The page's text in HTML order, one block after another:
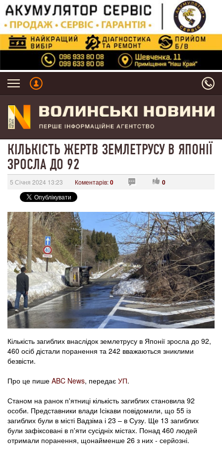
КІЛЬКІСТЬ ЖЕРТВ ЗЕМЛЕТРУСУ В ЯПОНІЇ
ЗРОСЛА ДО 92
5 Січня 2024 13:23 Коментарів:0 0
Кількість загиблих внаслідок землетрусу в Японії зросла до 92,
460 осіб дістали поранення та 242 вважаються зниклими
безвісти.
Про це пише ABC News, передає УП.
Станом на ранок п'ятниці кількість загиблих становила 92
особи. Представники влади Ісікави повідомили, що 55 із
загиблих були в місті Вадзіма і 23 – в Сузу. Ще 13 загиблих
були зафіксовані в п'яти сусідніх містах. Понад 460 людей
отримали поранення, щонайменше 26 з них - серйозні.